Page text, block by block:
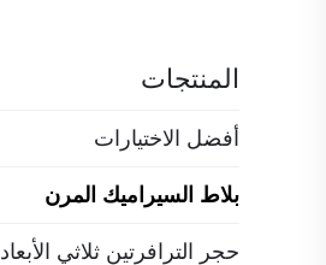
المنتجات
أفضل الاختيارات
بلاط السيراميك المرن
حجر الترافرتين ثلاثي الأبعاد